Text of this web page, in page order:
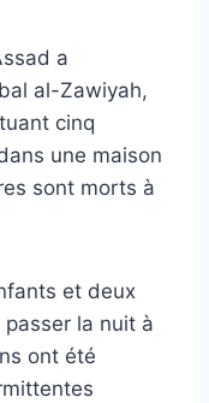
a
al-Zawiyah,
cinq
une maison
sont morts à
et deux
la nuit à
ont été